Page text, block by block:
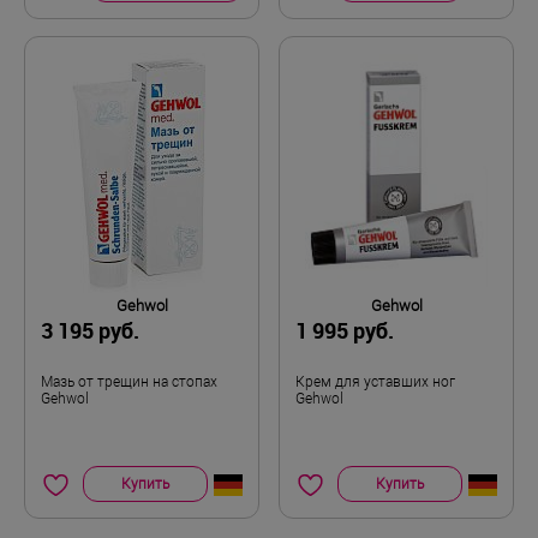
Автор:Ирина
Достоинства:
Очень хорошие стельки
Недостатки:
Общие впечатления:
хорошего качества. Прекрасно смягчает
Gehwol
3 195 руб.
Мазь от трещин на стопах
Gehwol
Купить
Gehwol
1 995 руб.
Крем для уставших ног
Gehwol
Купить